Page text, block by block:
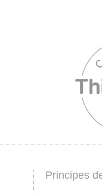
Principes